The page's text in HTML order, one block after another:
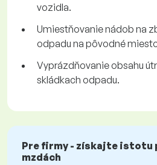
vozidla.
Umiestňovanie nádob na
odpadu na pôvodné
Vyprázdňovanie obsahu
skládkach odpadu.
Pre firmy - získajte istotu
mzdách